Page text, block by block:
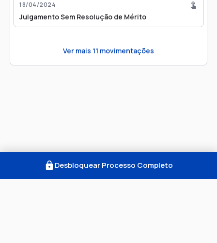
18/04/2024
Julgamento Sem Resolução de Mérito
Ver mais 11 movimentações
Desbloquear Processo Completo